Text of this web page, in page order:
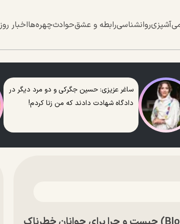
آشپزیروانشناسیرابطه و عشقحوادثچهره‌هااخبار روز
ساغر عزیزی: حسین جگرکی و دو مرد دیگر در
دادگاه شهادت دادند که من زنا کردم!